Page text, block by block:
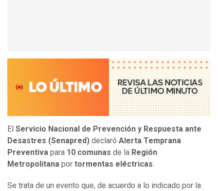
El Servicio Nacional de Prevención y Respuesta ante
Desastres (Senapred) declaró Alerta Temprana
Preventiva para 10 comunas de la Región
Metropolitana por tormentas eléctricas.
Se trata de un evento que, de acuerdo a lo indicado por la